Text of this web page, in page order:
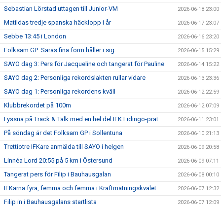
Sebastian Lörstad uttagen till Junior-VM 2026-06-18 23:00
Matildas tredje spanska häcklopp i år 2026-06-17 23:07
Sebbe 13:45 i London 2026-06-16 23:20
Folksam GP: Saras fina form håller i sig 2026-06-15 15:29
SAYO dag 3: Pers för Jacqueline och tangerat för Pauline 2026-06-14 15:22
SAYO dag 2: Personliga rekordslakten rullar vidare 2026-06-13 23:36
SAYO dag 1: Personliga rekordens kväll 2026-06-12 22:59
Klubbrekordet på 100m 2026-06-12 07:09
Lyssna på Track & Talk med en hel del IFK Lidingö-prat 2026-06-11 23:01
På söndag är det Folksam GP i Sollentuna 2026-06-10 21:13
Trettiotre IFKare anmälda till SAYO i helgen 2026-06-09 20:58
Linnéa Lord 20:55 på 5 km i Östersund 2026-06-09 07:11
Tangerat pers för Filip i Bauhausgalan 2026-06-08 00:10
IFKarna fyra, femma och femma i Kraftmätningskvalet 2026-06-07 12:32
Filip in i Bauhausgalans startlista 2026-06-07 12:09